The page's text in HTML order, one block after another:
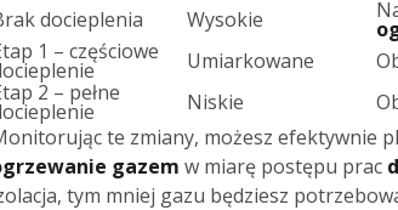
docieplenia
Wysokie
1 – częściowe
Umiarkowane
2 – pełne
Niskie
te zmiany, możesz efektywnie
gazem w miarę postępu prac
tym mniej gazu będziesz